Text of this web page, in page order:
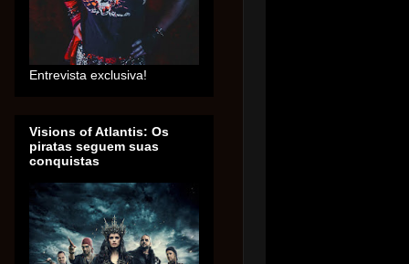
Entrevista exclusiva!
Visions of Atlantis: Os
piratas seguem suas
conquistas